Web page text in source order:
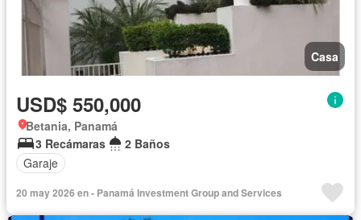
Casa
USD$ 550,000
Betania, Panamá
3 Recámaras
2 Baños
Garaje
20 may 2026 en - Panamá Investment Group and Services